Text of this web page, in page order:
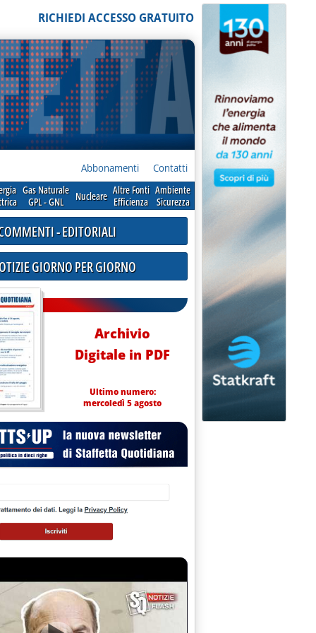
RICHIEDI ACCESSO GRATUITO
Abbonamenti
Contatti
Gas Naturale
GPL - GNL
Nucleare Altre Fonti
Efficienza
Ambiente
Sicurezza
- EDITORIALI
GIORNO PER GIORNO
Archivio
Digitale in PDF
Ultimo numero:
mercoledì 5 agosto